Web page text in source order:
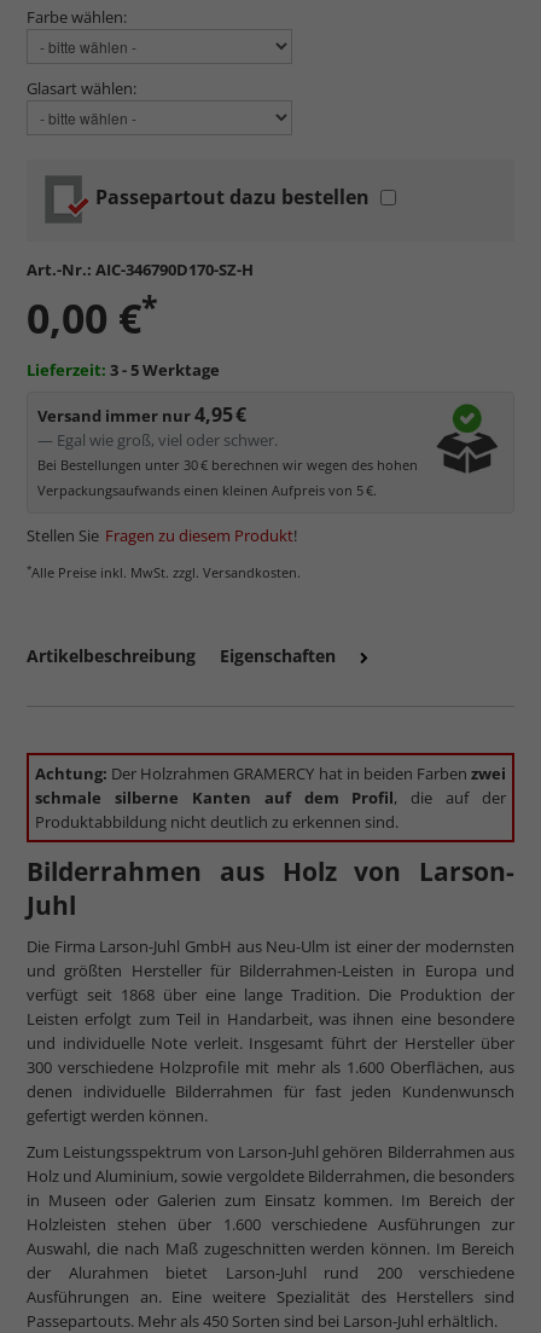
Farbe wählen:
Glasart wählen:
Passepartout dazu bestellen
Art.-Nr.: AIC-346790D170-SZ-H
0,00 €*
Lieferzeit: 3 - 5 Werktage
Versand immer nur4,95 €
— Egal wie groß, viel oder schwer.
Bei Bestellungen unter 30 € berechnen wir wegen des hohen
Verpackungsaufwands einen kleinen Aufpreis von 5 €.
Stellen Sie Fragen zu diesem Produkt!
*Alle Preise inkl. MwSt. zzgl. Versandkosten.
Artikelbeschreibung Eigenschaften
Achtung: Der Holzrahmen GRAMERCY hat in beiden Farben zwei
schmale silberne Kanten auf dem Profil, die auf der
Produktabbildung nicht deutlich zu erkennen sind.
Bilderrahmen aus Holz von Larson-
Juhl
Die Firma Larson-Juhl GmbH aus Neu-Ulm ist einer der modernsten
und größten Hersteller für Bilderrahmen-Leisten in Europa und
verfügt seit 1868 über eine lange Tradition. Die Produktion der
Leisten erfolgt zum Teil in Handarbeit, was ihnen eine besondere
und individuelle Note verleit. Insgesamt führt der Hersteller über
300 verschiedene Holzprofile mit mehr als 1.600 Oberflächen, aus
denen individuelle Bilderrahmen für fast jeden Kundenwunsch
gefertigt werden können.
Zum Leistungsspektrum von Larson-Juhl gehören Bilderrahmen aus
Holz und Aluminium, sowie vergoldete Bilderrahmen, die besonders
in Museen oder Galerien zum Einsatz kommen. Im Bereich der
Holzleisten stehen über 1.600 verschiedene Ausführungen zur
Auswahl, die nach Maß zugeschnitten werden können. Im Bereich
der Alurahmen bietet Larson-Juhl rund 200 verschiedene
Ausführungen an. Eine weitere Spezialität des Herstellers sind
Passepartouts. Mehr als 450 Sorten sind bei Larson-Juhl erhältlich.